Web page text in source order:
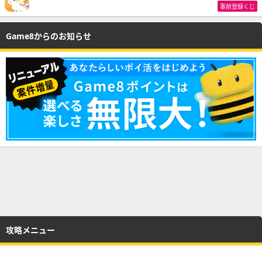
事前登録くじ
Game8からのお知らせ
攻略メニュー